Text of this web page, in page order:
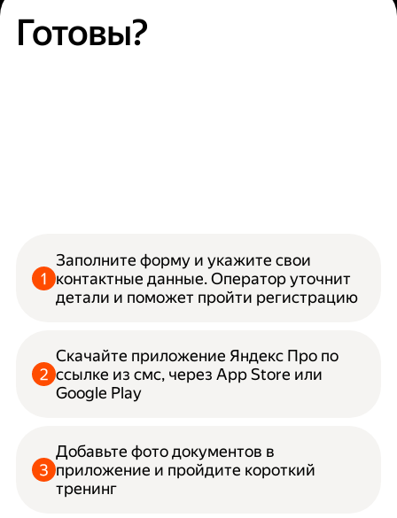
Готовы?
Заполните форму и укажите свои
контактные данные. Оператор уточнит
детали и поможет пройти регистрацию
Скачайте приложение Яндекс Про по
ссылке из смс, через App Store или
Google Play
Добавьте фото документов в
приложение и пройдите короткий
тренинг